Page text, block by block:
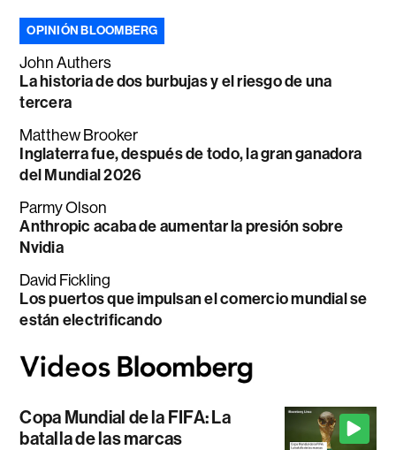
OPINIÓN BLOOMBERG
John Authers
La historia de dos burbujas y el riesgo de una
tercera
Matthew Brooker
Inglaterra fue, después de todo, la gran ganadora
del Mundial 2026
Parmy Olson
Anthropic acaba de aumentar la presión sobre
Nvidia
David Fickling
Los puertos que impulsan el comercio mundial se
están electrificando
Copa Mundial de la FIFA: La
batalla de las marcas